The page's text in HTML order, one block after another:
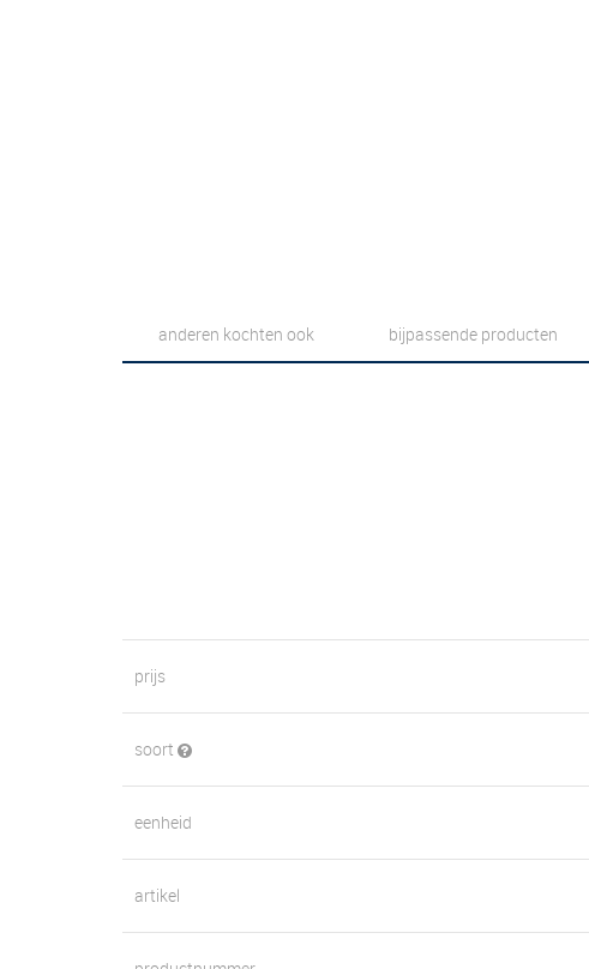
anderen kochten ook bijpassende producten
prijs
soort
eenheid
artikel